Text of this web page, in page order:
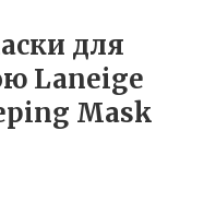
для
Laneige
Mask